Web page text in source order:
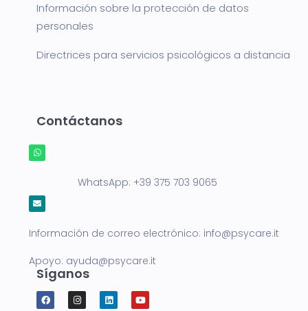
Información sobre la protección de datos
personales
Directrices para servicios psicológicos a distancia
Contáctanos
WhatsApp: +39 375 703 9065
Información de correo electrónico: info@psycare.it
Apoyo: ayuda@psycare.it
Síganos